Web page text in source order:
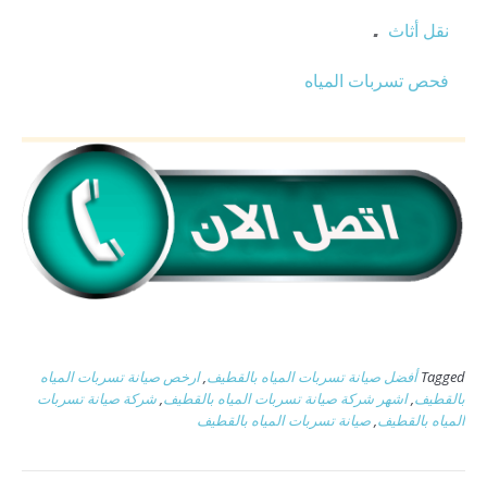
نقل أثاث .
فحص تسربات المياه
Tagged أفضل صيانة تسربات المياه بالقطيف,ارخص صيانة تسربات المياه
بالقطيف,اشهر شركة صيانة تسربات المياه بالقطيف,شركة صيانة تسربات
المياه بالقطيف,صيانة تسربات المياه بالقطيف